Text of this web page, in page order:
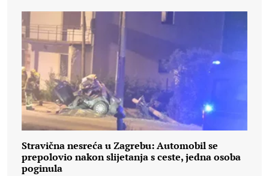
Stravična nesreća u Zagrebu: Automobil se
prepolovio nakon slijetanja s ceste, jedna osoba
poginula